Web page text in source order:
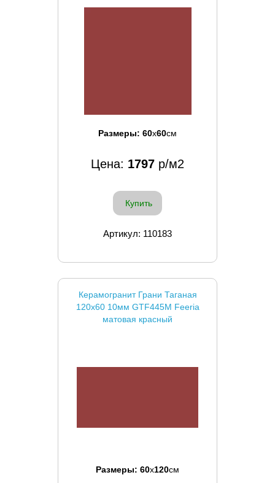
Размеры: 60x60см
Цена: 1797 р/м2
Купить
Артикул: 110183
Керамогранит Грани Таганая
120x60 10мм GTF445M Feeria
матовая красный
Размеры: 60x120см